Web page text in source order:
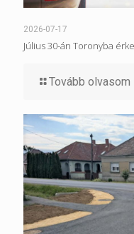
2026-07-17
Július 30-án Toronyba
Tovább olvasom